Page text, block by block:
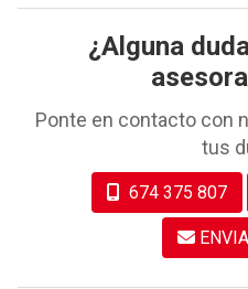
¿Alguna
Ponte en contacto con
tus
674 375 807